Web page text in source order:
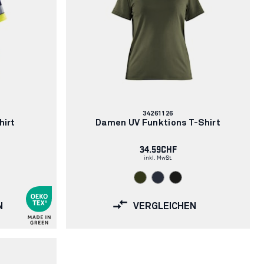
Artikelnummer:
34261126
Damen UV Funktions T-Shirt
34.59CHF
inkl. MwSt.
VERGLEICHEN